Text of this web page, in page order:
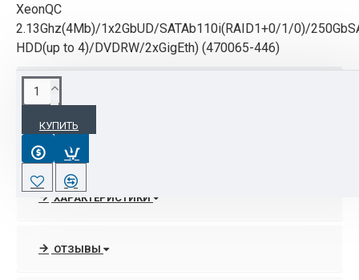
XeonQC
2.13Ghz(4Mb)/1x2GbUD/SATAb110i(RAID1+0/1/0)/
HDD(up to 4)/DVDRW/2xGigEth) (470065-446)
КУПИТЬ
ОПИСАНИЕ
Габариты в упаковке:
Вес в упаковке:
Гарантия:
ХАРАКТЕРИСТИКИ
ОТЗЫВЫ